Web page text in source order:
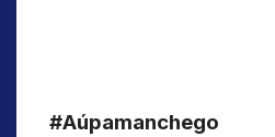
#Aúpamanchego